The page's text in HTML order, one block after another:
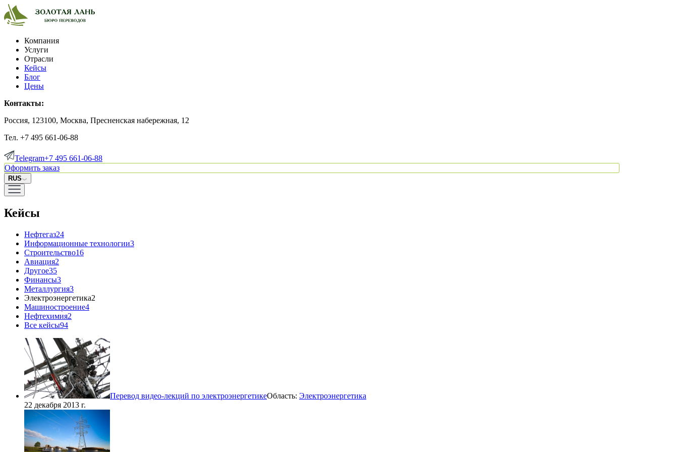
Компания
Услуги
Отрасли
Кейсы
Блог
Цены
Контакты:
Россия, 123100, Москва, Пресненская набережная, 12
Тел. +7 495 661-06-88
Telegram+7 495 661-06-88
Оформить заказ
RUS
Кейсы
Нефтегаз24
Информационные технологии3
Строительство16
Авиация2
Другое35
Финансы3
Металлургия3
Электроэнергетика2
Машиностроение4
Нефтехимия2
Все кейсы94
Перевод видео-лекций по электроэнергетикеОбласть: Электроэнергетика
22 декабря 2013 г.